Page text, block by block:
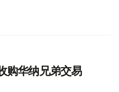
购华纳兄弟交易